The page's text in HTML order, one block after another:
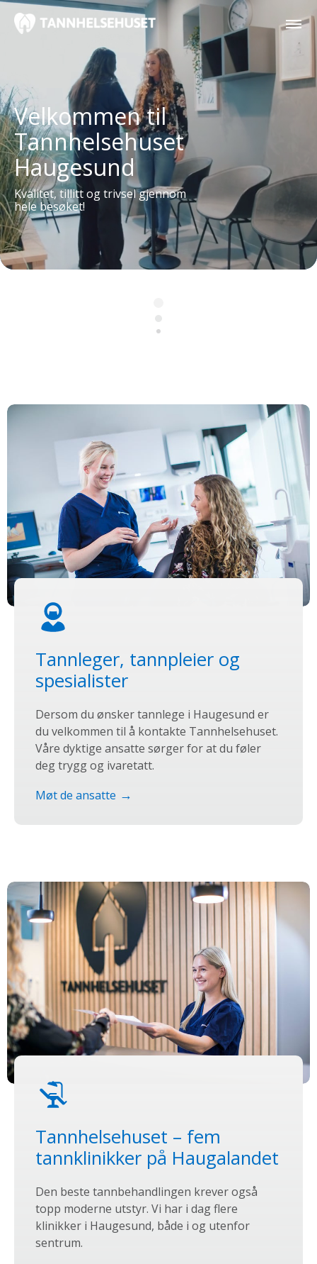
Velkommen til
Tannhelsehuset
Haugesund
Kvalitet, tillitt og trivsel gjennom
hele besøket!
Tannleger, tannpleier og
spesialister
Dersom du ønsker tannlege i Haugesund er
du velkommen til å kontakte Tannhelsehuset.
Våre dyktige ansatte sørger for at du føler
deg trygg og ivaretatt.
Møt de ansatte
Tannhelsehuset – fem
tannklinikker på Haugalandet
Den beste tannbehandlingen krever også
topp moderne utstyr. Vi har i dag flere
klinikker i Haugesund, både i og utenfor
sentrum.